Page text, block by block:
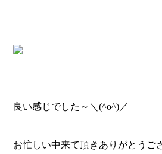
良い感じでした～＼(^o^)／
お忙しい中来て頂きありがとうご